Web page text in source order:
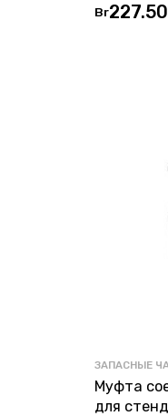
Br227.50
ЗАПАСНЫЕ
Муфта
для